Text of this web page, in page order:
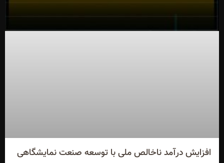
افزایش درآمد ناخالص ملی با توسعه صنعت نمایشگاهی